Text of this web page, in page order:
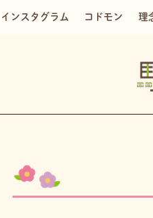
インスタグラム コドモン 理